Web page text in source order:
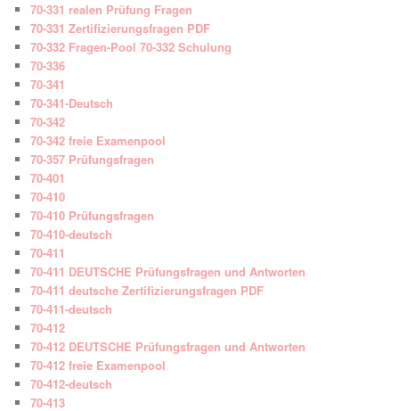
70-331 realen Prüfung Fragen
70-331 Zertifizierungsfragen PDF
70-332 Fragen-Pool 70-332 Schulung
70-336
70-341
70-341-Deutsch
70-342
70-342 freie Examenpool
70-357 Prüfungsfragen
70-401
70-410
70-410 Prüfungsfragen
70-410-deutsch
70-411
70-411 DEUTSCHE Prüfungsfragen und Antworten
70-411 deutsche Zertifizierungsfragen PDF
70-411-deutsch
70-412
70-412 DEUTSCHE Prüfungsfragen und Antworten
70-412 freie Examenpool
70-412-deutsch
70-413